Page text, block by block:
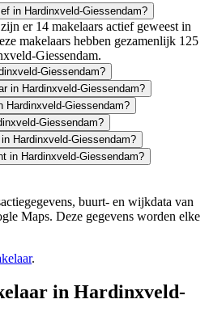
in Hardinxveld-Giessendam?
er 14 makelaars actief geweest in
makelaars hebben gezamenlijk 125
Giessendam.
Giessendam?
in Hardinxveld-Giessendam?
Hardinxveld-Giessendam?
Giessendam?
Hardinxveld-Giessendam?
in Hardinxveld-Giessendam?
buurt- en wijkdata van
Maps. Deze gegevens worden elke
.
in Hardinxveld-